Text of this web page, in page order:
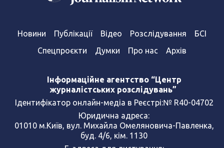
Новини Публікації Відео Розслідування
БСІ
Спецпроєкти
Думки Про нас Архів
Інформаційне агентство “Центр
журналістських розслідувань”
Ідентифікатор онлайн-медіа в Реєстрі:№ R40-04702
Юридична адреса:
01010 м.Київ, вул. Михайла Омеляновича-Павленка,
буд. 4/6, кім. 1130